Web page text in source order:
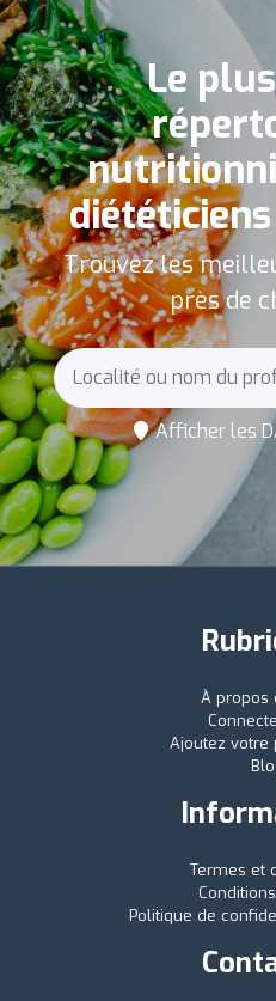
Le
Trouvez les
près de
Afficher les
À propos
Ajoutez votre
Termes et
Politique de